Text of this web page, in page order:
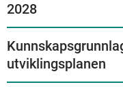
2028
utviklingsplanen